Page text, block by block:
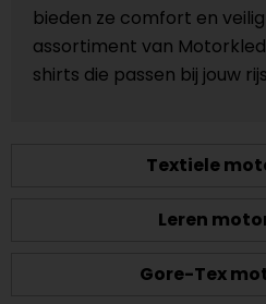
bieden ze comfort en
assortiment van
shirts die passen bij jouw
Textiele
Leren
Gore-Tex